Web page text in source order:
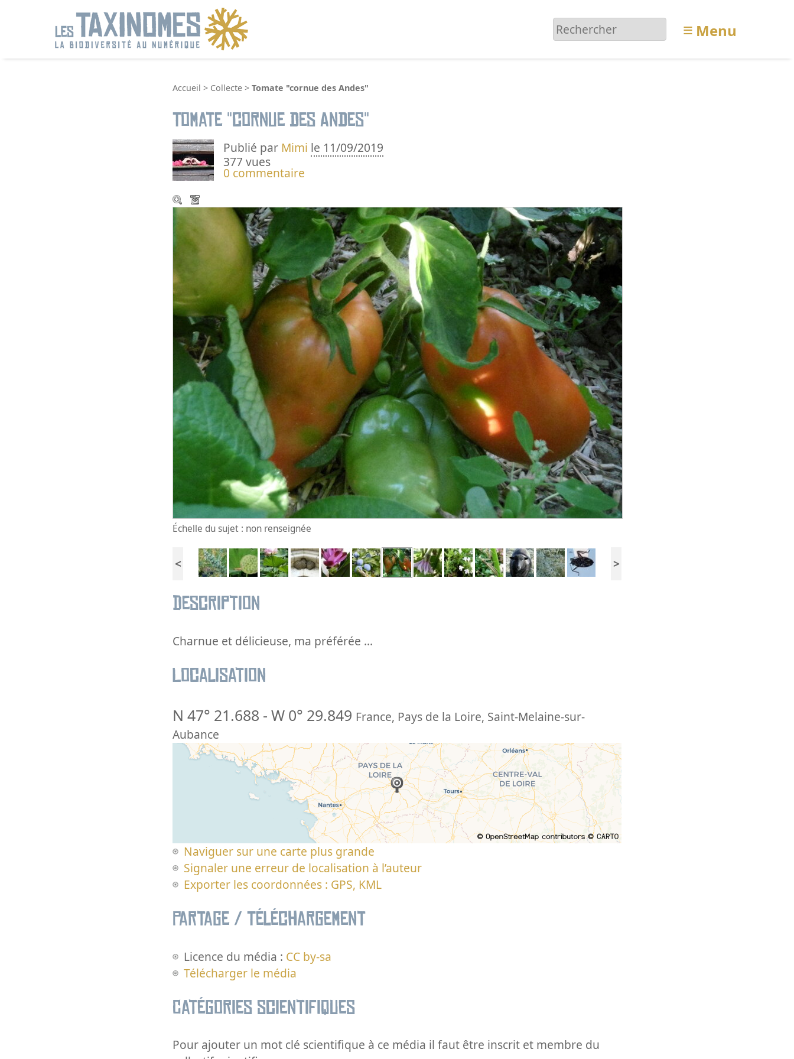
≡ Menu
Accueil > Collecte > Tomate "cornue des Andes"
Tomate "cornue des Andes"
Publié par Mimi le 11/09/2019
377 vues
0 commentaire
Échelle du sujet : non renseignée
< >
Description
Charnue et délicieuse, ma préférée ...
Localisation
N 47° 21.688 - W 0° 29.849 France, Pays de la Loire, Saint-Melaine-sur-
Aubance
Naviguer sur une carte plus grande
Signaler une erreur de localisation à l’auteur
Exporter les coordonnées : GPS, KML
Partage / Téléchargement
Licence du média : CC by-sa
Télécharger le média
Catégories scientifiques
Pour ajouter un mot clé scientifique à ce média il faut être inscrit et membre du